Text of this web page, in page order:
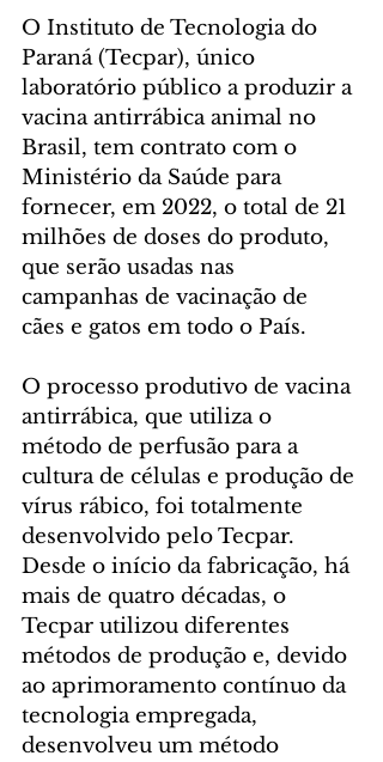
O Instituto de Tecnologia do
Paraná (Tecpar), único
laboratório público a produzir a
vacina antirrábica animal no
Brasil, tem contrato com o
Ministério da Saúde para
fornecer, em 2022, o total de 21
milhões de doses do produto,
que serão usadas nas
campanhas de vacinação de
cães e gatos em todo o País.
O processo produtivo de vacina
antirrábica, que utiliza o
método de perfusão para a
cultura de células e produção de
vírus rábico, foi totalmente
desenvolvido pelo Tecpar.
Desde o início da fabricação, há
mais de quatro décadas, o
Tecpar utilizou diferentes
métodos de produção e, devido
ao aprimoramento contínuo da
tecnologia empregada,
desenvolveu um método